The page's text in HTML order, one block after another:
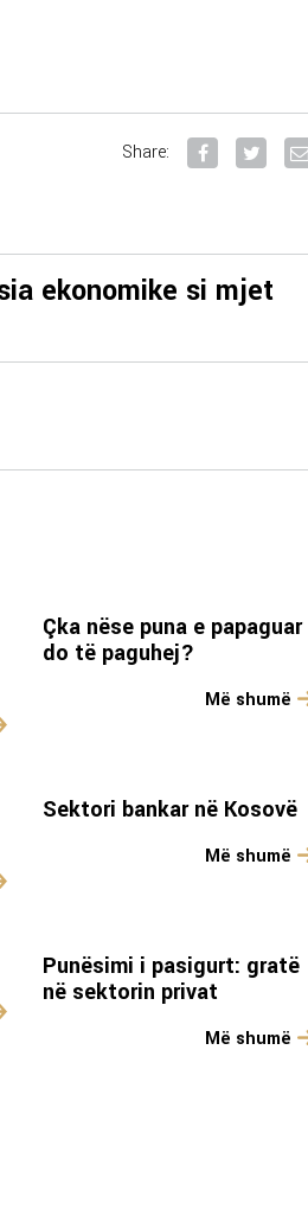
Share:
ekonomike si mjet
Çka nëse puna e papaguar
do të paguhej?
Më shumë
Sektori bankar në Kosovë
Më shumë
Punësimi i pasigurt: gratë
në sektorin privat
Më shumë